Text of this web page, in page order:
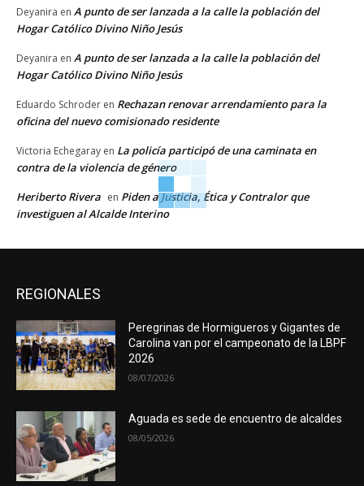
Deyanira en A punto de ser lanzada a la calle la población del
Hogar Católico Divino Niño Jesús
Deyanira en A punto de ser lanzada a la calle la población del
Hogar Católico Divino Niño Jesús
Eduardo Schroder en Rechazan renovar arrendamiento para la
oficina del nuevo comisionado residente
Victoria Echegaray en La policía participó de una caminata en
contra de la violencia de género
Heriberto Rivera en Piden a Justicia, Ética y Contralor que
investiguen al Alcalde Interino
REGIONALES
Peregrinas de Hormigueros y Gigantes de
Carolina van por el campeonato de la LBPF
2026
08/07/2026
Aguada es sede de encuentro de alcaldes
08/05/2026